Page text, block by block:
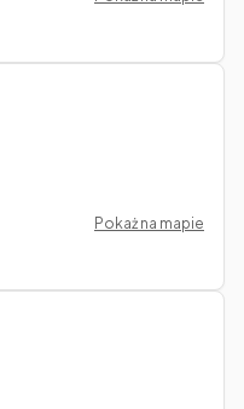
Pokaż na mapie